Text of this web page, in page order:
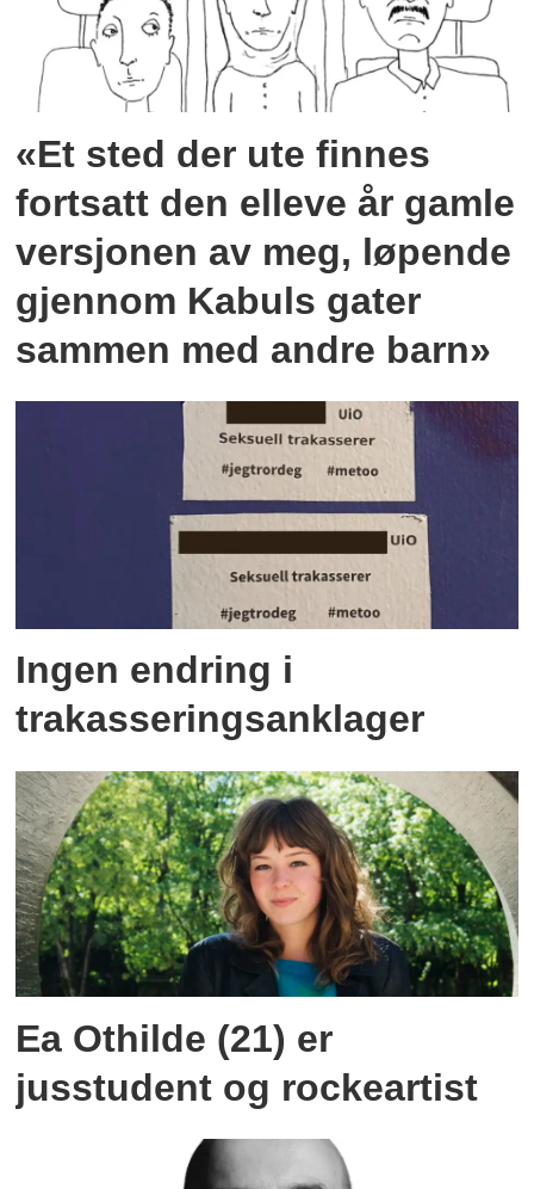
«Et sted der ute finnes
fortsatt den elleve år gamle
versjonen av meg, løpende
gjennom Kabuls gater
sammen med andre barn»
Ingen endring i
trakasseringsanklager
Ea Othilde (21) er
jusstudent og rockeartist